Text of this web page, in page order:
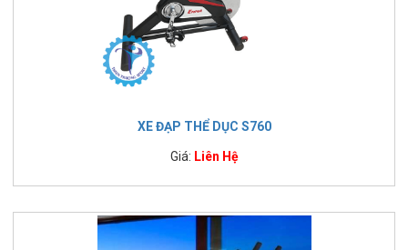
XE ĐẠP THỂ DỤC S760
Giá: Liên Hệ